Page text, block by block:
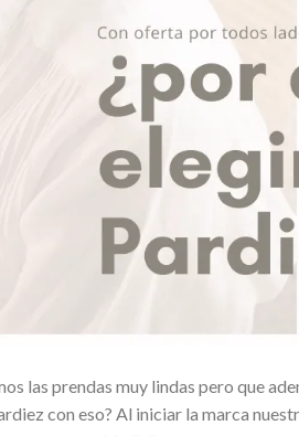
las prendas muy lindas pero que
con eso? Al iniciar la marca